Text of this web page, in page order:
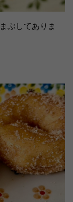
ぶしてありま